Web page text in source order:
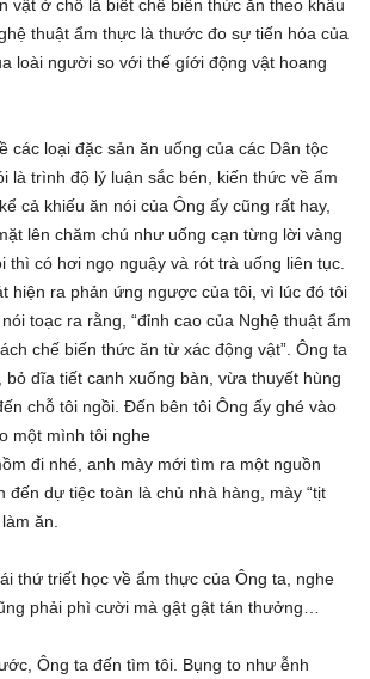
vật ở chỗ là biết chế biến thức ăn theo khẩu
thuật ẩm thực là thước đo sự tiến hóa của
loài người so với thế gíới động vật hoang
các loại đặc sản ăn uống của các Dân tộc
là trình độ lý luận sắc bén, kiến thức về ẩm
cả khiếu ăn nói của Ông ấy cũng rất hay,
lên chăm chú như uống cạn từng lời vàng
thì có hơi ngọ nguậy và rót trà uống liên tục.
hiện ra phản ứng ngược của tôi, vì lúc đó tôi
toạc ra rằng, “đỉnh cao của Nghệ thuật ẩm
chế biến thức ăn từ xác động vật”. Ông ta
dĩa tiết canh xuống bàn, vừa thuyết hùng
chỗ tôi ngồi. Đến bên tôi Ông ấy ghé vào
một mình tôi nghe
đi nhé, anh mày mới tìm ra một nguồn
đến dự tiệc toàn là chủ nhà hàng, mày “tịt
ăn.
thứ triết học về ẩm thực của Ông ta, nghe
phải phì cười mà gật gật tán thưởng…
Ông ta đến tìm tôi. Bụng to như ễnh